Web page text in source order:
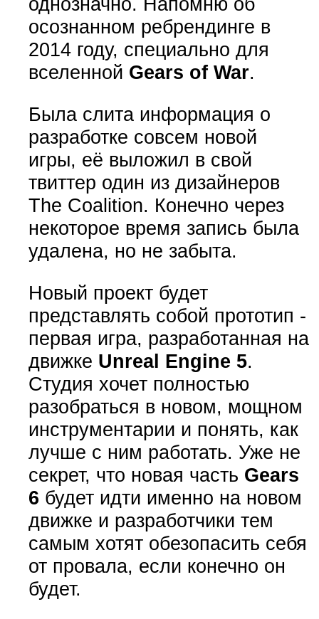
осознанном ребрендинге в
2014 году, специально для
вселенной Gears of War.
Была слита информация о
разработке совсем новой
игры, её выложил в свой
твиттер один из дизайнеров
The Coalition. Конечно через
некоторое время запись была
удалена, но не забыта.
Новый проект будет
представлять собой прототип -
первая игра, разработанная на
движке Unreal Engine 5.
Студия хочет полностью
разобраться в новом, мощном
инструментарии и понять, как
лучше с ним работать. Уже не
секрет, что новая часть Gears
6 будет идти именно на новом
движке и разработчики тем
самым хотят обезопасить себя
от провала, если конечно он
будет.